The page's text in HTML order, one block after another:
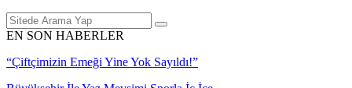
EN SON HABERLER